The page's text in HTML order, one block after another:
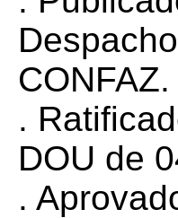
CONFAZ.
.
DOU de
.